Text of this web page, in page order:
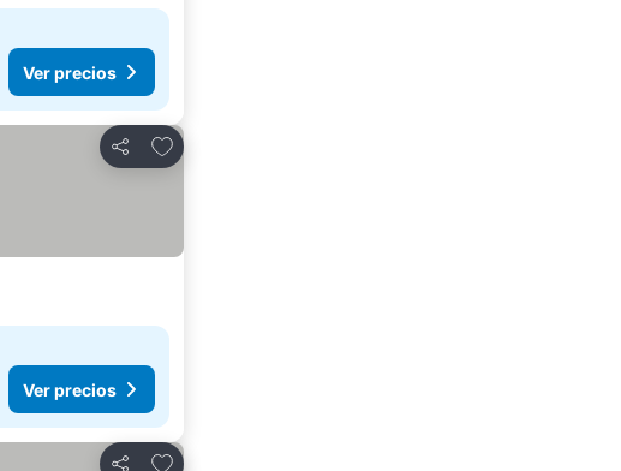
Ver precios
Compartir
Agregar a favoritos
Ver precios
Agregar a favoritos